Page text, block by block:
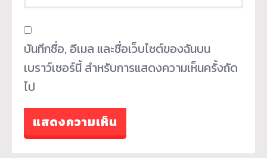
บันทึกชื่อ, อีเมล และชื่อเว็บไซต์ของฉันบน
เบราว์เซอร์นี้ สำหรับการแสดงความเห็นครั้งถัด
ไป